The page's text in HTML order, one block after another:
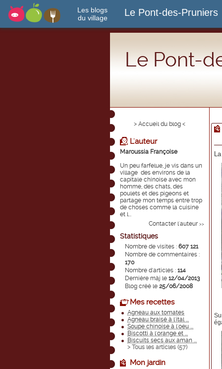
Les blogs
du village
Le Pont-des-Pruniers
Le Pont-
> Accueil du blog <
L'auteur
Maroussia Françoise
Un peu farfelue, je vis dans un
village des environs de la
capitale chinoise avec mon
homme, des chats, des
poulets et des pigeons et
partage mon temps entre trop
de choses comme la cuisine
et l...
Contacter l'auteur >>
Statistiques
Nombre de visites : 607 121
Nombre de commentaires :
170
Nombre d'articles : 114
Dernière màj le 12/04/2013
Blog créé le 25/06/2008
Mes recettes
Agneau aux tomates
Agneau braisé à l'ital ...
Soupe chinoise à l'oeu ...
Biscotti à l'orange et ...
Biscuits secs aux aman ...
> Tous les articles (57)
Mon jardin